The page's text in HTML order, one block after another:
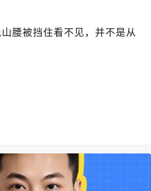
腰被挡住看不见，并不是从